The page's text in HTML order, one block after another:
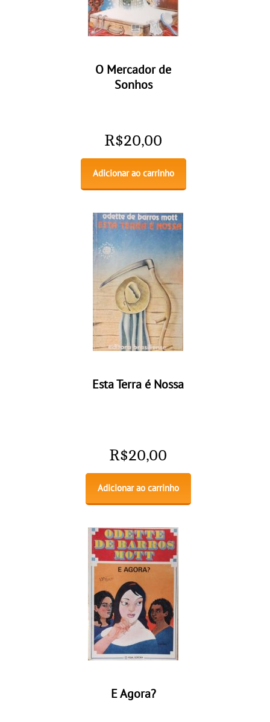
O Mercador de
Sonhos
R$20,00
Adicionar ao carrinho
Esta Terra é Nossa
R$20,00
Adicionar ao carrinho
E Agora?